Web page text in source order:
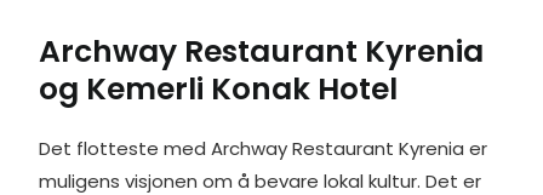
b
o
o
k
e
d
I
e
r
e
t
l
t
e
r
e
n
g
r
e
Archway Restaurant Kyrenia
og Kemerli Konak Hotel
Det flotteste med Archway Restaurant Kyrenia er
muligens visjonen om å bevare lokal kultur. Det er